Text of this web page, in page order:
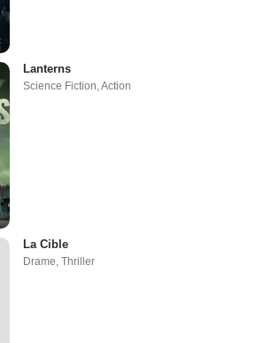
Lanterns
Science Fiction,Action
La Cible
Drame,Thriller